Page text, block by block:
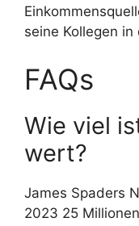
seine Kollegen in
FAQs
Wie viel
wert?
James Spaders
2023 25